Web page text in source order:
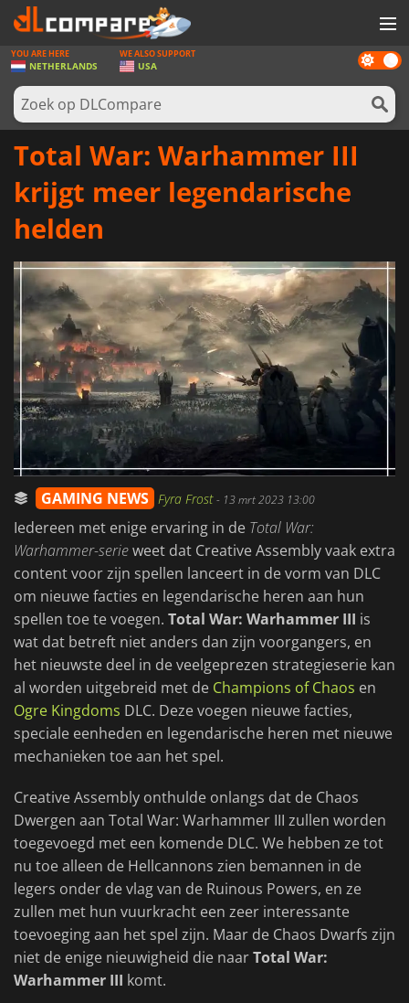
SPELLEN
GAME CARDS
SOFTWARE
NIEUWS
Dark
mode
YOU ARE HERE
NETHERLANDS
WE ALSO SUPPORT
USA
Total War: Warhammer III
krijgt meer legendarische
helden
GAMING NEWS Fyra Frost- 13 mrt 2023 13:00
Iedereen met enige ervaring in de Total War:
Warhammer-serieweet dat Creative Assembly vaak extra
content voor zijn spellen lanceert in de vorm van DLC
om nieuwe facties en legendarische heren aan hun
spellen toe te voegen. Total War: Warhammer III is
wat dat betreft niet anders dan zijn voorgangers, en
het nieuwste deel in de veelgeprezen strategieserie kan
al worden uitgebreid met de Champions of Chaos en
Ogre Kingdoms DLC. Deze voegen nieuwe facties,
speciale eenheden en legendarische heren met nieuwe
mechanieken toe aan het spel.
Creative Assembly onthulde onlangs dat de Chaos
Dwergen aan Total War: Warhammer III zullen worden
toegevoegd met een komende DLC. We hebben ze tot
nu toe alleen de Hellcannons zien bemannen in de
legers onder de vlag van de Ruinous Powers, en ze
zullen met hun vuurkracht een zeer interessante
toevoeging aan het spel zijn. Maar de Chaos Dwarfs zijn
niet de enige nieuwigheid die naarTotal War:
Warhammer III komt.